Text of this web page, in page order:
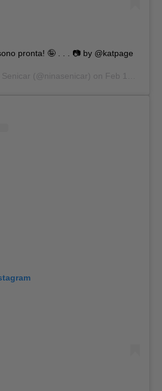
pronta! 🤪 . . . 📷 by @katpage
Senicar (@ninasenicar) on Feb 18, 2019 at 11:15am PST